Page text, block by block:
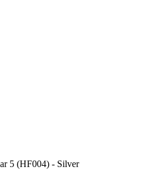
5 (HF004) - Silver